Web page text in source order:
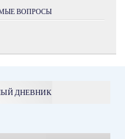
ВОПРОСЫ
ДНЕВНИК